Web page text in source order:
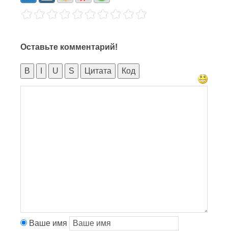
Оставьте комментарий!
B U S Цитата Код
Ваше имя